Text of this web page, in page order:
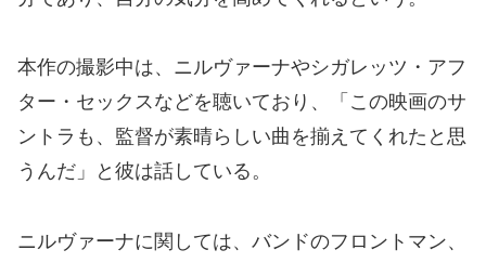
本作の撮影中は、ニルヴァーナやシガレッツ・アフ
ター・セックスなどを聴いており、「この映画のサ
ントラも、監督が素晴らしい曲を揃えてくれたと思
うんだ」と彼は話している。
ニルヴァーナに関しては、バンドのフロントマン、